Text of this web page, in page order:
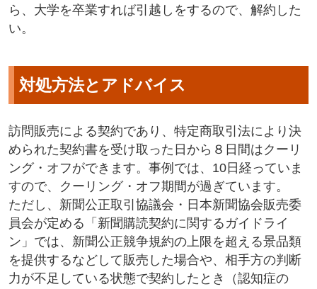
ら、大学を卒業すれば引越しをするので、解約した
い。
対処方法とアドバイス
訪問販売による契約であり、特定商取引法により決
められた契約書を受け取った日から８日間はクーリ
ング・オフができます。事例では、10日経っていま
すので、クーリング・オフ期間が過ぎています。
ただし、新聞公正取引協議会・日本新聞協会販売委
員会が定める「新聞購読契約に関するガイドライ
ン」では、新聞公正競争規約の上限を超える景品類
を提供するなどして販売した場合や、相手方の判断
力が不足している状態で契約したとき（認知症の